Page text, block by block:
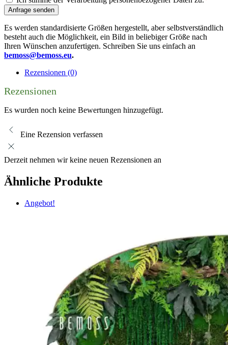
Anfrage senden
Es werden standardisierte Größen hergestellt, aber selbstverständlich
besteht auch die Möglichkeit, ein Bild in beliebiger Größe nach
Ihren Wünschen anzufertigen. Schreiben Sie uns einfach an
bemoss@bemoss.eu.
Rezensionen (0)
Rezensionen
Es wurden noch keine Bewertungen hinzugefügt.
Eine Rezension verfassen
Derzeit nehmen wir keine neuen Rezensionen an
Ähnliche Produkte
Angebot!